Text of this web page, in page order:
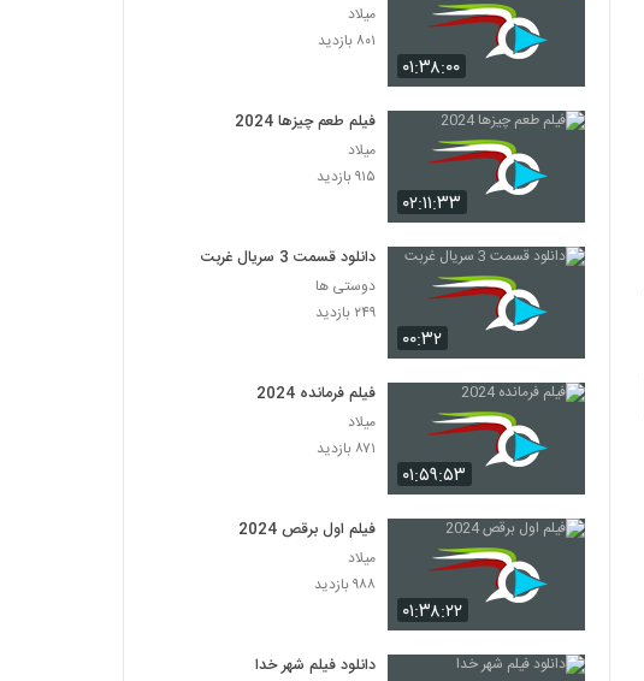
۰۱:۳۸:۰۰
میلاد
۸۰۱ بازدید
۰۲:۱۱:۳۳
فیلم طعم چیزها 2024
میلاد
۹۱۵ بازدید
۰۰:۳۲
دانلود قسمت 3 سریال غربت
دوستی ها
۲۴۹ بازدید
۰۱:۵۹:۵۳
فیلم فرمانده 2024
میلاد
۸۷۱ بازدید
۰۱:۳۸:۲۲
فیلم اول برقص 2024
میلاد
۹۸۸ بازدید
دانلود فیلم شهر خدا